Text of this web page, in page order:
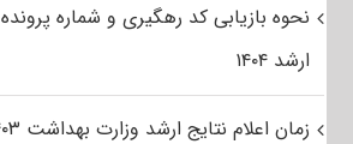
نحوه بازیابی کد رهگیری و شماره پرونده
ارشد ۱۴۰۴
زمان اعلام نتایج ارشد وزارت بهداشت ۱۴۰۳